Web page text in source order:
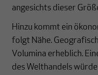
angesichts dieser
Hinzu kommt ein
folgt Nähe.
Volumina erheblich.
des Welthandels